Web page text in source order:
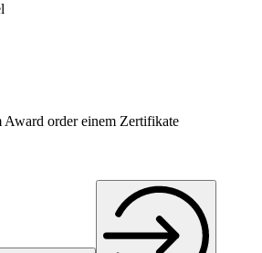
Award order einem Zertifikate